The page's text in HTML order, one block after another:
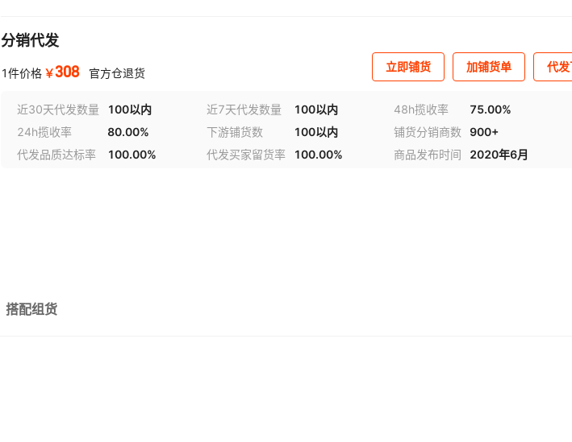
讲解视频
直角/全铝箱/绿色 蓝色/复古款/加厚型
银色/复古款/加厚型
红色/复古款/加厚型 玫瑰金/复古款/加厚型 铁灰色/全铝箱/旗舰款
分销代发
1件价格 ￥308 官方仓退货 立即铺货 加铺货单 代
近30天代发数量 100以内 近7天代发数量 100以内 48h揽收率
75.00%
24h揽收率
80.00% 下游铺货数 100以内 铺货分销商数
900+
代发品质达标率
100.00% 代发买家留货率 100.00% 商品发布时间 2020年6月
搭配组货